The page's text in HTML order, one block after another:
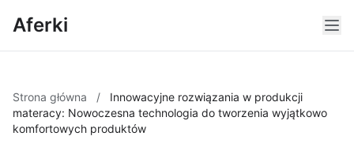
Aferki
Strona główna /
Innowacyjne rozwiązania w produkcji
materacy: Nowoczesna technologia do tworzenia wyjątkowo
komfortowych produktów